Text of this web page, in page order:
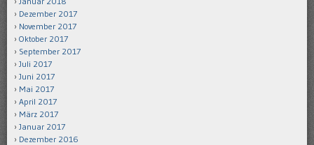
Dezember 2017
November 2017
Oktober 2017
September 2017
Juli 2017
Juni 2017
Mai 2017
April 2017
März 2017
Januar 2017
Dezember 2016